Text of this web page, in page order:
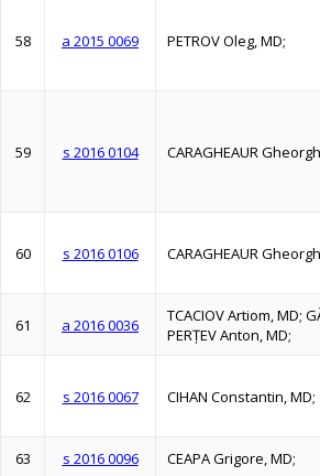
58 a 2015 0069 PETROV Oleg, MD;
59 s 2016 0104 CARAGHEAUR
60 s 2016 0106 CARAGHEAUR
61 a 2016 0036
TCACIOV Artiom, MD;
PERŢEV Anton, MD;
62 s 2016 0067 CIHAN Constantin, MD;
63 s 2016 0096 CEAPA Grigore, MD;